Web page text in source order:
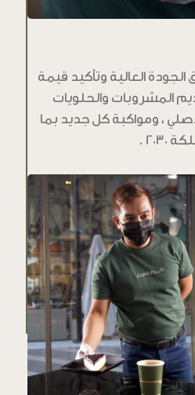
العالية وتأكيد قيمة
المشروبات والحلويات
، ومواكبة كل جديد بما
.